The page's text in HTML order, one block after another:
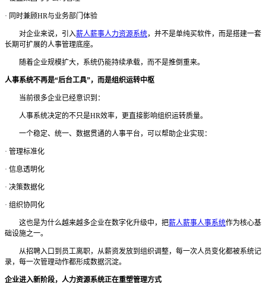
· 同时兼顾HR与业务部门体验
对企业来说，引入薪人薪事人力资源系统，并不是单纯买软件，而是搭建一套
长期可扩展的人事管理底座。
随着企业规模扩大，系统仍能持续承载，而不是推倒重来。
人事系统不再是“后台工具”，而是组织运转中枢
当前很多企业已经意识到：
人事系统决定的不只是HR效率，更直接影响组织运转质量。
一个稳定、统一、数据贯通的人事平台，可以帮助企业实现：
· 管理标准化
· 信息透明化
· 决策数据化
· 组织协同化
这也是为什么越来越多企业在数字化升级中，把薪人薪事人事系统作为核心基
础设施之一。
从招聘入口到员工离职，从薪资发放到组织调整，每一次人员变化都被系统记
录，每一次管理动作都形成数据沉淀。
企业进入新阶段，人力资源系统正在重塑管理方式